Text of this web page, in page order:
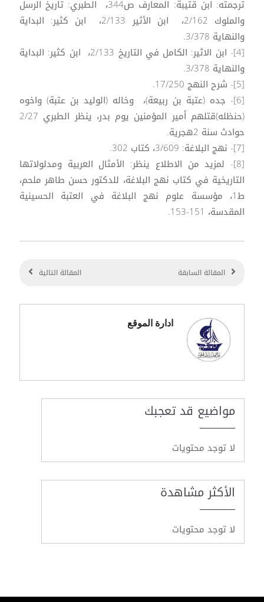
ترجمته: ابن قتيبة: المعارف ص344، الطبري: تاريخ الرسل
والملوك 2/162، ابن الأثير 2/133، ابن كثير: البداية
والنهاية 3/378.
[4]- ابن الاثير: الكامل في التاريخ 2/133، ابن كثير: البداية
والنهاية 3/378.
[5]- شرح النهج 17/250.
[6]- جده (عتبة بن ربيعة)، وخاله (الوليد بن عتبة) واخوه
(حنظله)قتلهم أمير المؤمنين يوم بدر، ينظر الطبري 2/27
حوادث سنة 2هجرية.
[7]- نهج البلاغة: 3/609، كتاب 302.
[8]- لمزيد من الاطلاع ينظر: الأمثال العربية ومدلولاتها
التاريخية في كتاب نهج البلاغة، للدكتور حسن طاهر ملحم،
ط1، مؤسسة علوم نهج البلاغة في العتبة الحسينية
المقدسة، 151-153.
المقالة السابقة المقالة التالية
ادارة الموقع
مواضيع قد تعجبك
لا توجد محتويات
الأكثر مشاهدة
لا توجد محتويات